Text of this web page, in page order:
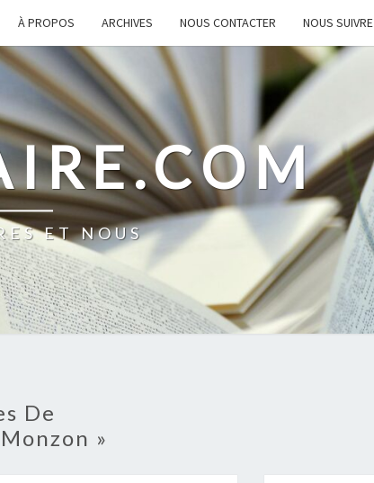
À PROPOS ARCHIVES NOUS CONTACTER NOUS SUIVRE
ET NOUS
De
»